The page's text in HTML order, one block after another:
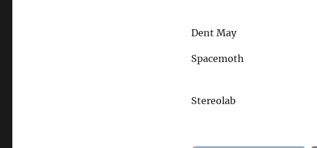
Dent May
Spacemoth
Stereolab